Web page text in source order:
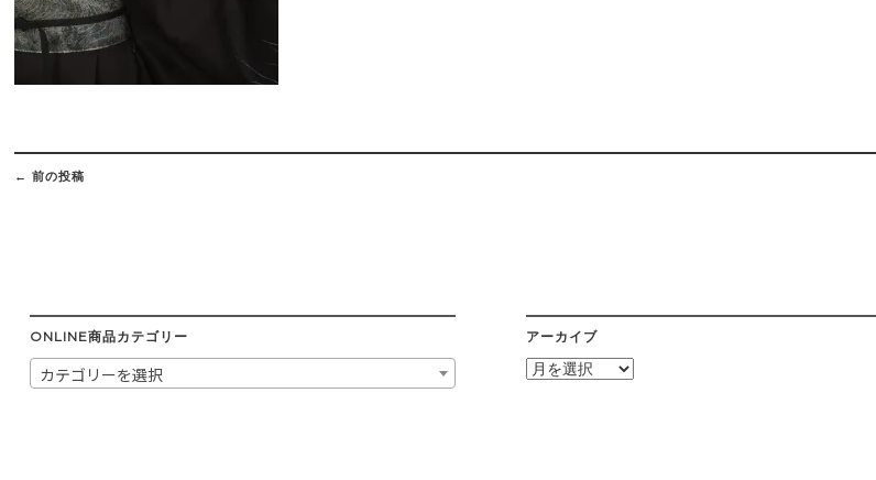
Post
navigation
← 前の投稿
ONLINE商品カテゴリー
カテゴリーを選択
アーカイブ
ア